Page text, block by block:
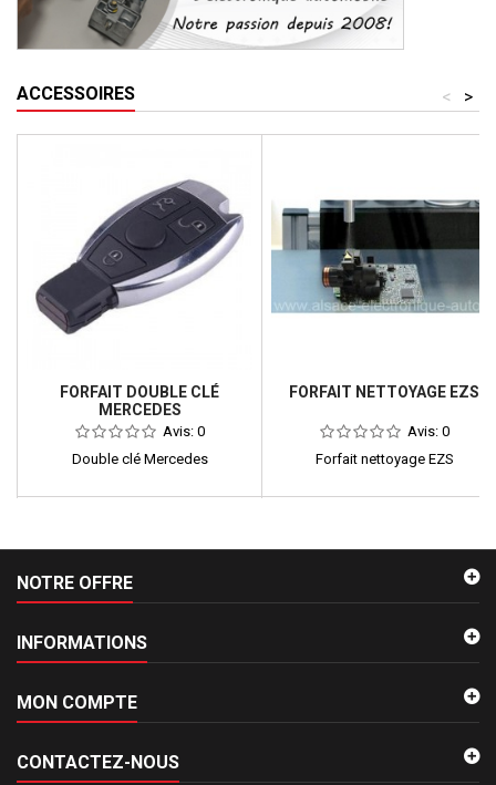
ACCESSOIRES >
<
FORFAIT DOUBLE CLÉ
MERCEDES
Avis: 0
Double clé Mercedes
FORFAIT NETTOYAGE EZS
Avis: 0
Forfait nettoyage EZS
NOTRE OFFRE
INFORMATIONS
MON COMPTE
CONTACTEZ-NOUS